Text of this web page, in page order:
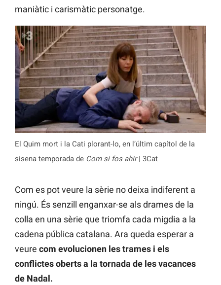
maniàtic i carismàtic personatge.
El Quim mort i la Cati plorant-lo, en l’últim capítol de la
sisena temporada de Com si fos ahir| 3Cat
Com es pot veure la sèrie no deixa indiferent a
ningú. És senzill enganxar-se als drames de la
colla en una sèrie que triomfa cada migdia a la
cadena pública catalana. Ara queda esperar a
veure com evolucionen les trames i els
conflictes oberts a la tornada de les vacances
de Nadal.